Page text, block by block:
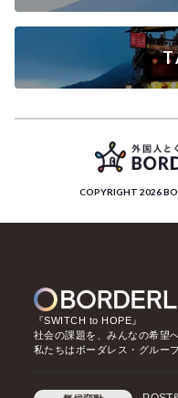
COPYRIGHT 2026
『SWITCH to HOPE』
社会の課題を、みんなの希望
私たちはボーダレス・グルー